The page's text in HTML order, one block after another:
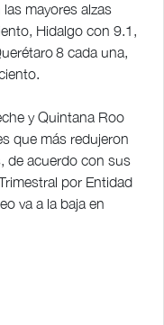
mayores alzas
Hidalgo con 9.1,
8 cada una,
y Quintana Roo
que más redujeron
de acuerdo con sus
por Entidad
va a la baja en